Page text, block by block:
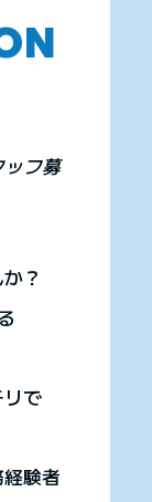
ッフ募
？
で
験者